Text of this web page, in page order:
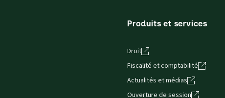
Produits et services
Droit
Fiscalité et comptabilité
Actualités et médias
Ouverture de session